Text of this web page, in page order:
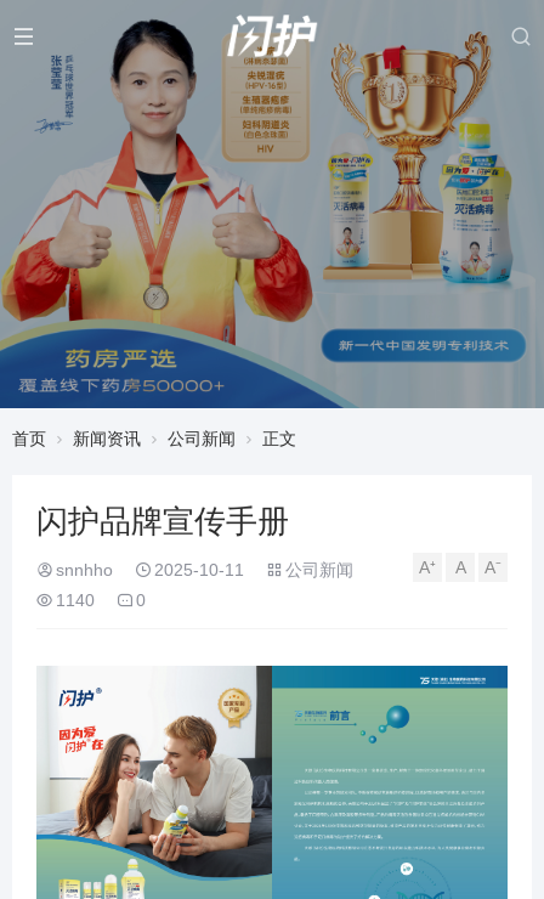
首页 新闻资讯 公司新闻 正文
闪护品牌宣传手册
snnhho 2025-10-11
公司新闻
1140
0
A⁺ A A⁻